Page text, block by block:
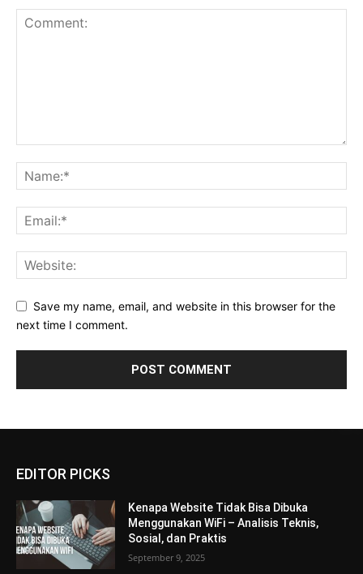
Save my name, email, and website in this browser for the
next time I comment.
EDITOR PICKS
Kenapa Website Tidak Bisa Dibuka
Menggunakan WiFi – Analisis Teknis,
Sosial, dan Praktis
September 9, 2025